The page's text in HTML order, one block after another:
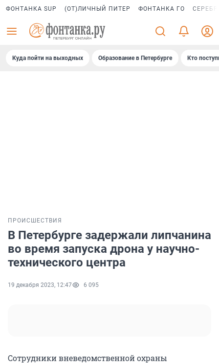
ФОНТАНКА SUP (ОТ)ЛИЧНЫЙ ПИТЕР ФОНТАНКА ГО
Куда пойти на выходных Образование в Петербурге Кто
ПРОИСШЕСТВИЯ
В Петербурге задержали липчанина
во время запуска дрона у научно-
технического центра
19 декабря 2023, 12:47 6 095
Сотрудники вневедомственной охраны